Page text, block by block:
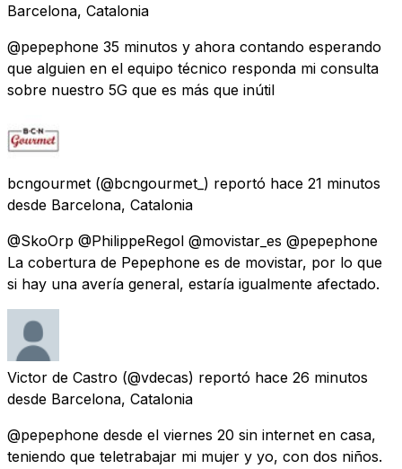
Barcelona, Catalonia
@pepephone 35 minutos y ahora contando esperando
que alguien en el equipo técnico responda mi consulta
sobre nuestro 5G que es más que inútil
bcngourmet (@bcngourmet_) reportó hace 21 minutos
desde Barcelona, Catalonia
@SkoOrp @PhilippeRegol @movistar_es @pepephone
La cobertura de Pepephone es de movistar, por lo que
si hay una avería general, estaría igualmente afectado.
Victor de Castro (@vdecas) reportó hace 26 minutos
desde Barcelona, Catalonia
@pepephone desde el viernes 20 sin internet en casa,
teniendo que teletrabajar mi mujer y yo, con dos niños.